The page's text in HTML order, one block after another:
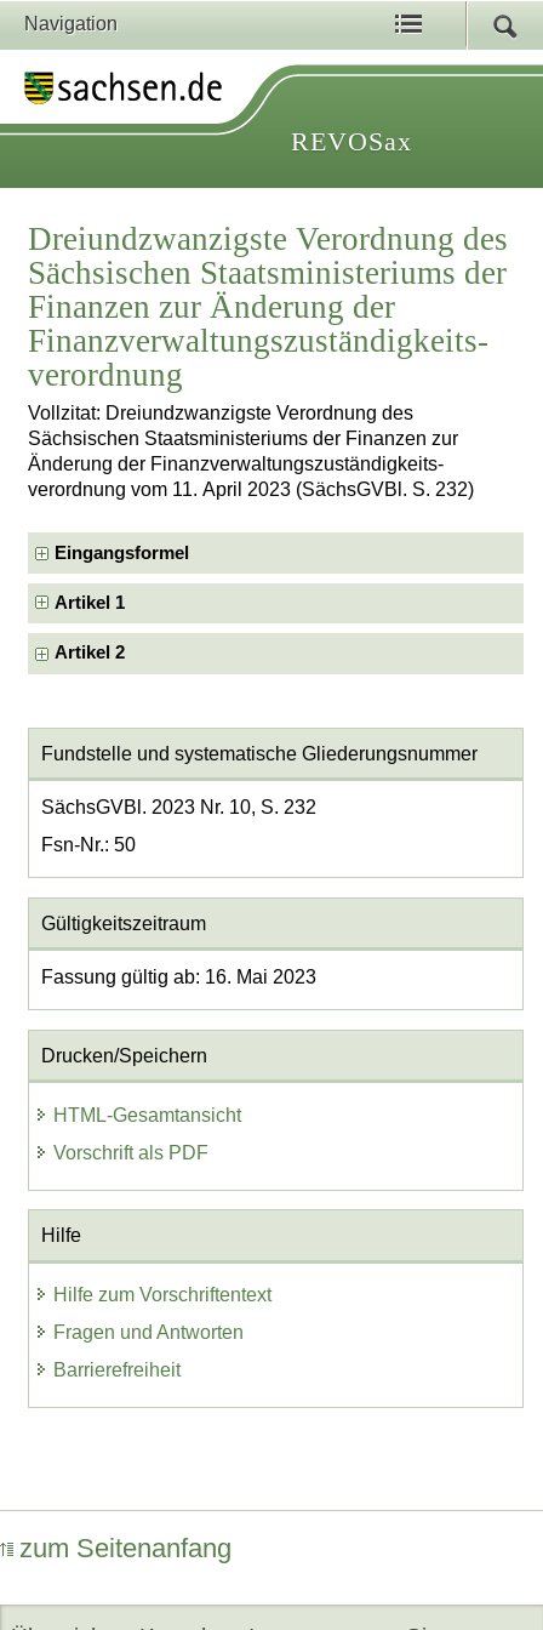
Navigation
REVOSax
Dreiundzwanzigste Verordnung des
Sächsischen Staatsministeriums der
Finanzen zur Änderung der
Finanzverwaltungszuständigkeits­
verordnung
Vollzitat: Dreiundzwanzigste Verordnung des
Sächsischen Staatsministeriums der Finanzen zur
Änderung der Finanzverwaltungszuständigkeits­
verordnung vom 11. April 2023 (SächsGVBl. S. 232)
Eingangsformel
Artikel 1
Artikel 2
Fundstelle und systematische Gliederungsnummer
SächsGVBl. 2023 Nr. 10, S. 232
Fsn-Nr.: 50
Gültigkeitszeitraum
Fassung gültig ab: 16. Mai 2023
Drucken/Speichern
HTML-Gesamtansicht
Vorschrift als PDF
Hilfe
Hilfe zum Vorschriftentext
Fragen und Antworten
Barrierefreiheit
zum Seitenanfang